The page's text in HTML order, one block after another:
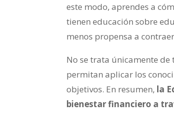
este modo, aprendes a
tienen educación sobre
menos propensa a
No se trata únicamente
permitan aplicar los
objetivos. En resumen, la
bienestar financiero a